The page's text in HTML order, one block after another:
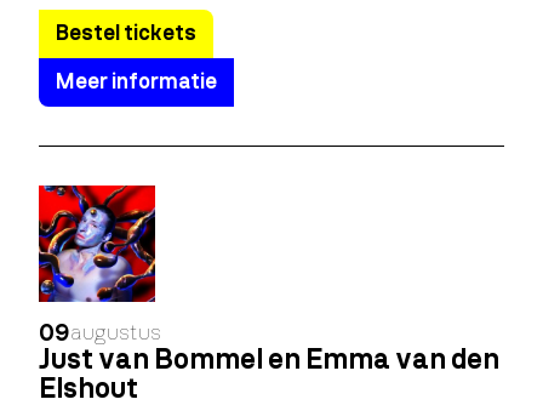
Bestel tickets
Meer informatie
09augustus
Just van Bommel en Emma van den
Elshout